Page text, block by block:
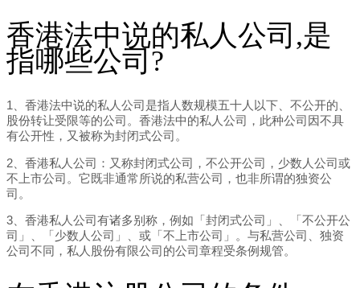
香港法中说的私人公司,是
指哪些公司?
1、香港法中说的私人公司是指人数规模五十人以下、不公开的、
股份转让受限等的公司。香港法中的私人公司，此种公司因不具
有公开性，又被称为封闭式公司。
2、香港私人公司：又称封闭式公司，不公开公司，少数人公司或
不上市公司。它既非通常所说的私营公司，也非所谓的独资公
司。
3、香港私人公司有诸多别称，例如「封闭式公司」、「不公开公
司」、「少数人公司」、或「不上市公司」。与私营公司、独资
公司不同，私人股份有限公司的公司章程受条例规管。